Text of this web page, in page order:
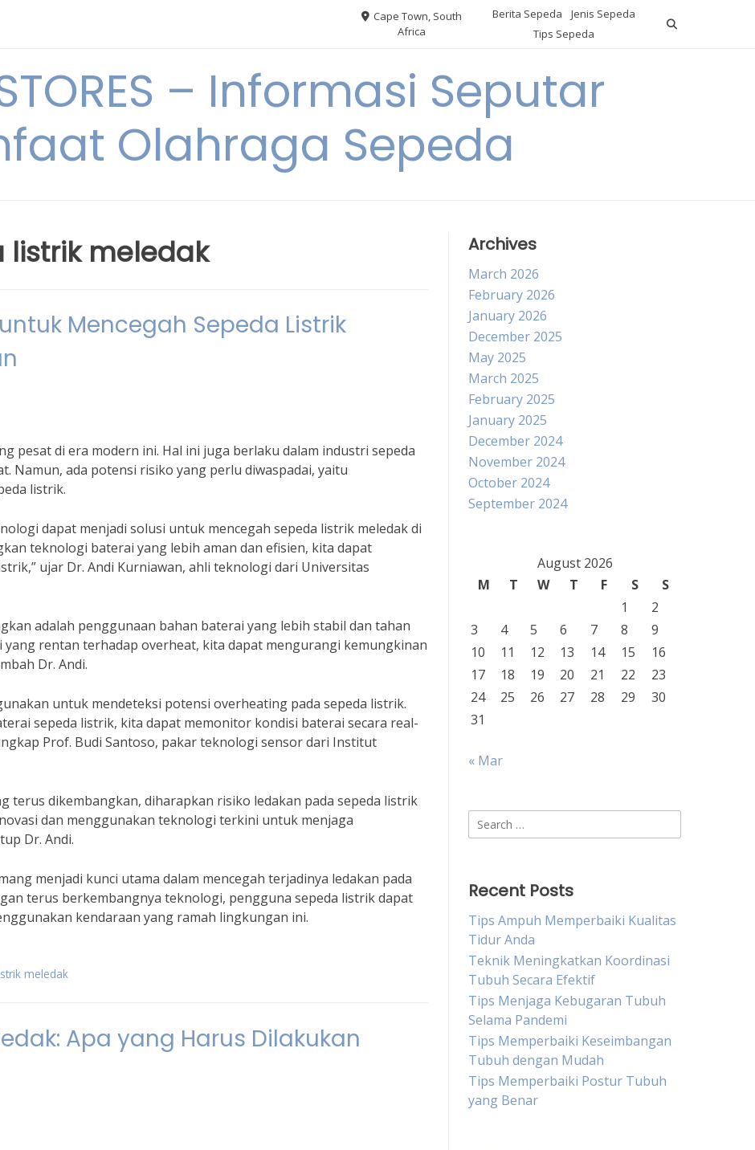
Cape Town, South
Africa
Berita Sepeda
Jenis Sepeda
Tips Sepeda
– Informasi Seputar
Olahraga Sepeda
listrik meledak
Mencegah Sepeda Listrik
pesat di era modern ini. Hal ini juga berlaku dalam industri sepeda
Namun, ada potensi risiko yang perlu diwaspadai, yaitu
listrik.
dapat menjadi solusi untuk mencegah sepeda listrik meledak di
teknologi baterai yang lebih aman dan efisien, kita dapat
ujar Dr. Andi Kurniawan, ahli teknologi dari Universitas
adalah penggunaan bahan baterai yang lebih stabil dan tahan
yang rentan terhadap overheat, kita dapat mengurangi kemungkinan
Dr. Andi.
untuk mendeteksi potensi overheating pada sepeda listrik.
sepeda listrik, kita dapat memonitor kondisi baterai secara real-
Prof. Budi Santoso, pakar teknologi sensor dari Institut
terus dikembangkan, diharapkan risiko ledakan pada sepeda listrik
dan menggunakan teknologi terkini untuk menjaga
Dr. Andi.
menjadi kunci utama dalam mencegah terjadinya ledakan pada
terus berkembangnya teknologi, pengguna sepeda listrik dapat
kendaraan yang ramah lingkungan ini.
meledak
Apa yang Harus Dilakukan
Archives
March 2026
February 2026
January 2026
December 2025
May 2025
March 2025
February 2025
January 2025
December 2024
November 2024
October 2024
September 2024
August 2026
M
T W T F S
S
1
2
3
4 5 6 7 8
9
10
11 12 13 14 15
16
17
18 19 20 21 22
23
24
25 26 27 28 29
30
31
« Mar
Search
for:
Recent Posts
Tips Ampuh Memperbaiki Kualitas
Tidur Anda
Teknik Meningkatkan Koordinasi
Tubuh Secara Efektif
Tips Menjaga Kebugaran Tubuh
Selama Pandemi
Tips Memperbaiki Keseimbangan
Tubuh dengan Mudah
Tips Memperbaiki Postur Tubuh
yang Benar